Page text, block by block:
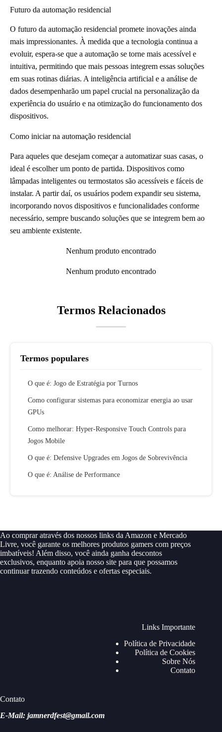
Futuro da automação residencial
O futuro da automação residencial promete inovações ainda
mais impressionantes. À medida que a tecnologia continua a
evoluir, espera-se que a automação se torne mais acessível e
intuitiva, permitindo que mais pessoas integrem essas soluções
em suas rotinas diárias. A inteligência artificial e a análise de
dados desempenharão um papel crucial na personalização da
experiência do usuário e na otimização do funcionamento dos
dispositivos.
Como iniciar na automação residencial
Para aqueles que desejam começar a automatizar suas casas, o
ideal é escolher um ponto de partida. Dispositivos como
lâmpadas inteligentes ou termostatos são acessíveis e fáceis de
instalar. A partir daí, os usuários podem expandir seu sistema,
incorporando novos dispositivos e funcionalidades conforme
necessário, sempre buscando soluções que se integrem bem ao
seu ambiente existente.
Nenhum produto encontrado
Nenhum produto encontrado
Termos Relacionados
Termos populares
O que é: Jogo de Estratégia por Turnos
Como configurar sistemas para economizar energia ao usar
GPUs
Como melhorar: Hyper-Responsive Touch Controls para
Jogos Mobile
O que é: Defensive Upgrades em Jogos de Sobrevivência
O que é: Análise de Performance
Ao comprar através dos nossos links da Amazon e Mercado
Livre, você garante os melhores produtos gamers com preços
imbatíveis! Além disso, você ainda ganha descontos
exclusivos, enquanto apoia nosso site para que possamos
continuar trazendo conteúdos e ofertas especiais.
Links Importante
Política de Privacidade
Política de Cookies
Sobre Nós
Contato
Contato
E-Mail: jamnerdfest@gmail.com